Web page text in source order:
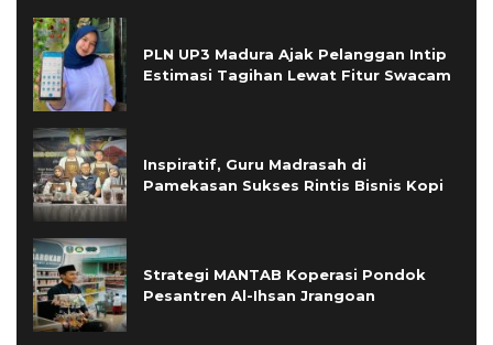
PLN UP3 Madura Ajak Pelanggan Intip
Estimasi Tagihan Lewat Fitur Swacam
Inspiratif, Guru Madrasah di
Pamekasan Sukses Rintis Bisnis Kopi
Strategi MANTAB Koperasi Pondok
Pesantren Al-Ihsan Jrangoan